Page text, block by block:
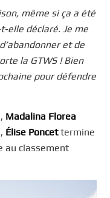
même si ça a été
elle déclaré.Je me
et de
la GTWS ! Bien
pour défendre
Madalina Florea
Élise Poncettermine
au classement